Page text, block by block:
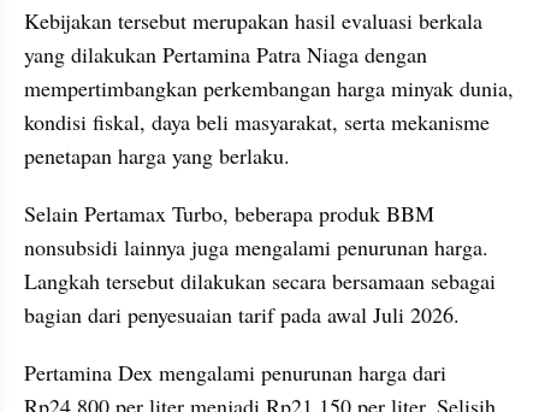
Kebijakan tersebut merupakan hasil evaluasi berkala
yang dilakukan Pertamina Patra Niaga dengan
mempertimbangkan perkembangan harga minyak dunia,
kondisi fiskal, daya beli masyarakat, serta mekanisme
penetapan harga yang berlaku.
Selain Pertamax Turbo, beberapa produk BBM
nonsubsidi lainnya juga mengalami penurunan harga.
Langkah tersebut dilakukan secara bersamaan sebagai
bagian dari penyesuaian tarif pada awal Juli 2026.
Pertamina Dex mengalami penurunan harga dari
Rp24.800 per liter menjadi Rp21.150 per liter. Selisih